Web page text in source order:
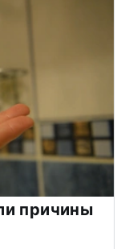
причины